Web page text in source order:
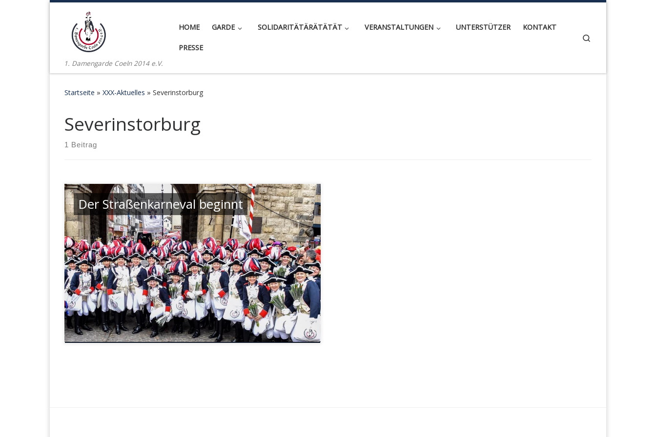
1. Damengarde Coeln 2014 e.V.
HOME GARDE SOLIDARITÄTÄRÄTÄTÄT VERANSTALTUNGEN UNTERSTÜTZER KONTAKT
PRESSE
Startseite » XXX-Aktuelles » Severinstorburg
Severinstorburg
1 Beitrag
Der Straßenkarneval beginnt